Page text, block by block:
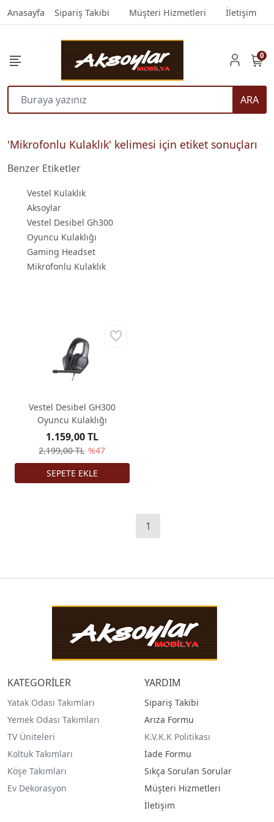
Anasayfa Sipariş Takibi Müşteri Hizmetleri İletişim
ARA
0
'Mikrofonlu Kulaklık' kelimesi için etiket sonuçları
Benzer Etiketler
Vestel Kulaklık
Aksoylar
Vestel Desibel Gh300
Oyuncu Kulaklığı
Gaming Headset
Mikrofonlu Kulaklık
Vestel Desibel GH300
Oyuncu Kulaklığı
2.199,00 TL %47
1.159,00 TL
1
KATEGORİLER
Yatak Odası Takımları
Yemek Odası Takımları
TV Üniteleri
Koltuk Takımları
Köşe Takımları
Ev Dekorasyon
YARDIM
Sipariş Takibi
Arıza Formu
K.V.K.K Politikası
İade Formu
Sıkça Sorulan Sorular
Müşteri Hizmetleri
İletişim